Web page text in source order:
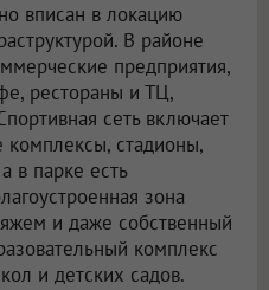
вписан в локацию
В районе
предприятия,
рестораны и ТЦ,
сеть включает
стадионы,
в парке есть
зона
и даже собственный
комплекс
и детских садов.